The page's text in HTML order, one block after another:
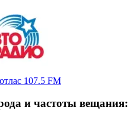
107.5 FM
и частоты вещания: